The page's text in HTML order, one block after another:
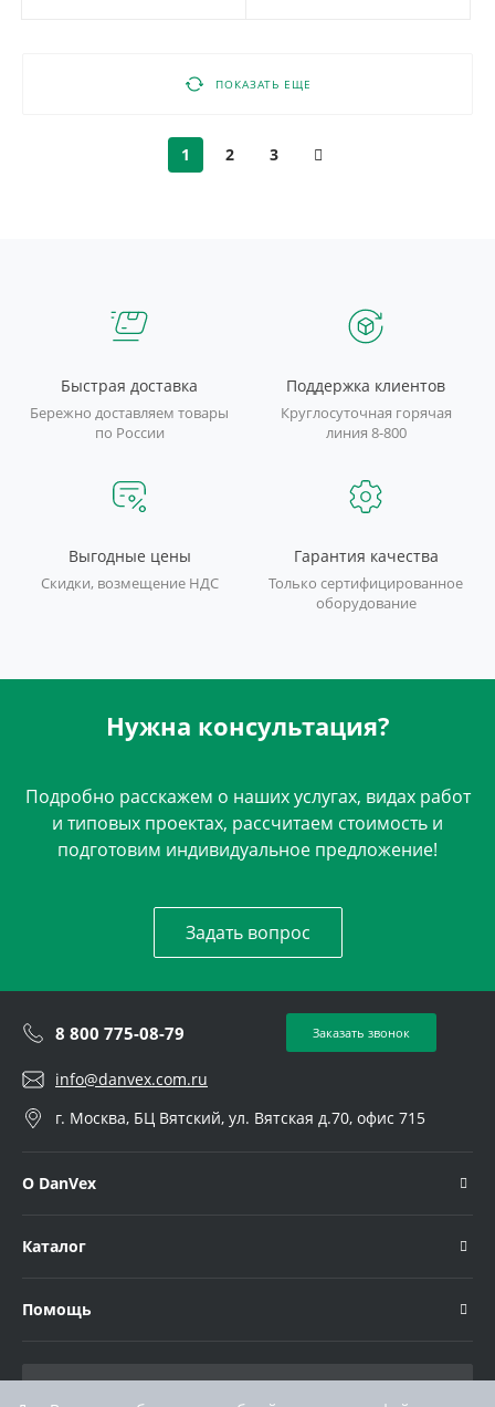
ПОКАЗАТЬ ЕЩЕ
1 2 3
Быстрая доставка
Бережно доставляем товары
по России
Поддержка клиентов
Круглосуточная горячая
линия 8-800
Выгодные цены
Скидки, возмещение НДС
Гарантия качества
Только сертифицированное
оборудование
Нужна консультация?
Подробно расскажем о наших услугах, видах работ
и типовых проектах, рассчитаем стоимость и
подготовим индивидуальное предложение!
Задать вопрос
8 800 775-08-79 Заказать звонок
info@danvex.com.ru
г. Москва, БЦ Вятский, ул. Вятская д.70, офис 715
О DanVex
Каталог
Помощь